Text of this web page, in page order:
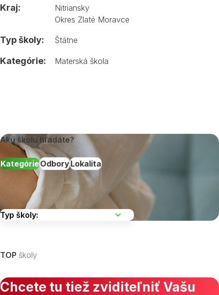
Kraj:
Nitriansky
Okres Zlaté Moravce
Typ školy: Štátne
Kategórie: Materská škola
Akú školu hľadáte?
KategórieOdboryLokalita
TOP školy
Chcete tu tiež zviditeľniť Vašu